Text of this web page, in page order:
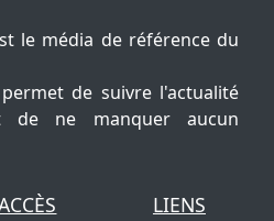
le média de référence du
de suivre l'actualité
ne manquer aucun
LIENS